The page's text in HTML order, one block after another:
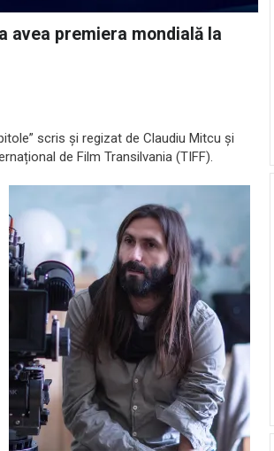
avea premiera mondială la
scris și regizat de Claudiu Mitcu și
de Film Transilvania (TIFF).